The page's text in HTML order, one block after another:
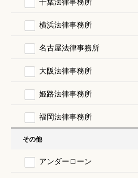
横浜法律事務所
名古屋法律事務所
大阪法律事務所
姫路法律事務所
福岡法律事務所
その他
アンダーローン